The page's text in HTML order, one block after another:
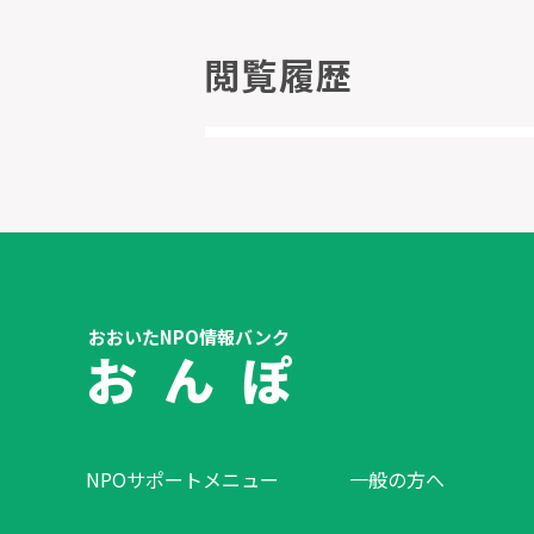
閲覧履歴
おおいたNPO情報バンク
お ん ぽ
NPOサポートメニュー 一般の方へ